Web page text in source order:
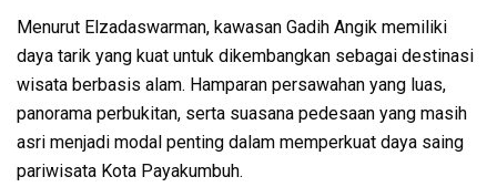
Menurut Elzadaswarman, kawasan Gadih Angik memiliki
daya tarik yang kuat untuk dikembangkan sebagai destinasi
wisata berbasis alam. Hamparan persawahan yang luas,
panorama perbukitan, serta suasana pedesaan yang masih
asri menjadi modal penting dalam memperkuat daya saing
pariwisata Kota Payakumbuh.